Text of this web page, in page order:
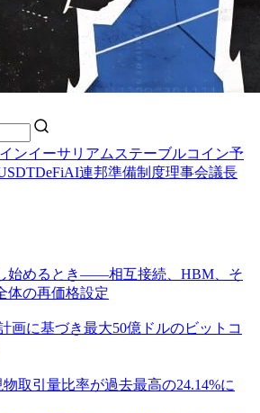
ンイーサリアム ステーブルコイン予
DeFiAI連邦準備制度理事会議長
始めるとき——相互接続、HBM、そ
体の再価格設定
画に基づき最大50億ドルのビットコ
取引量比率が過去最高の24.14%に